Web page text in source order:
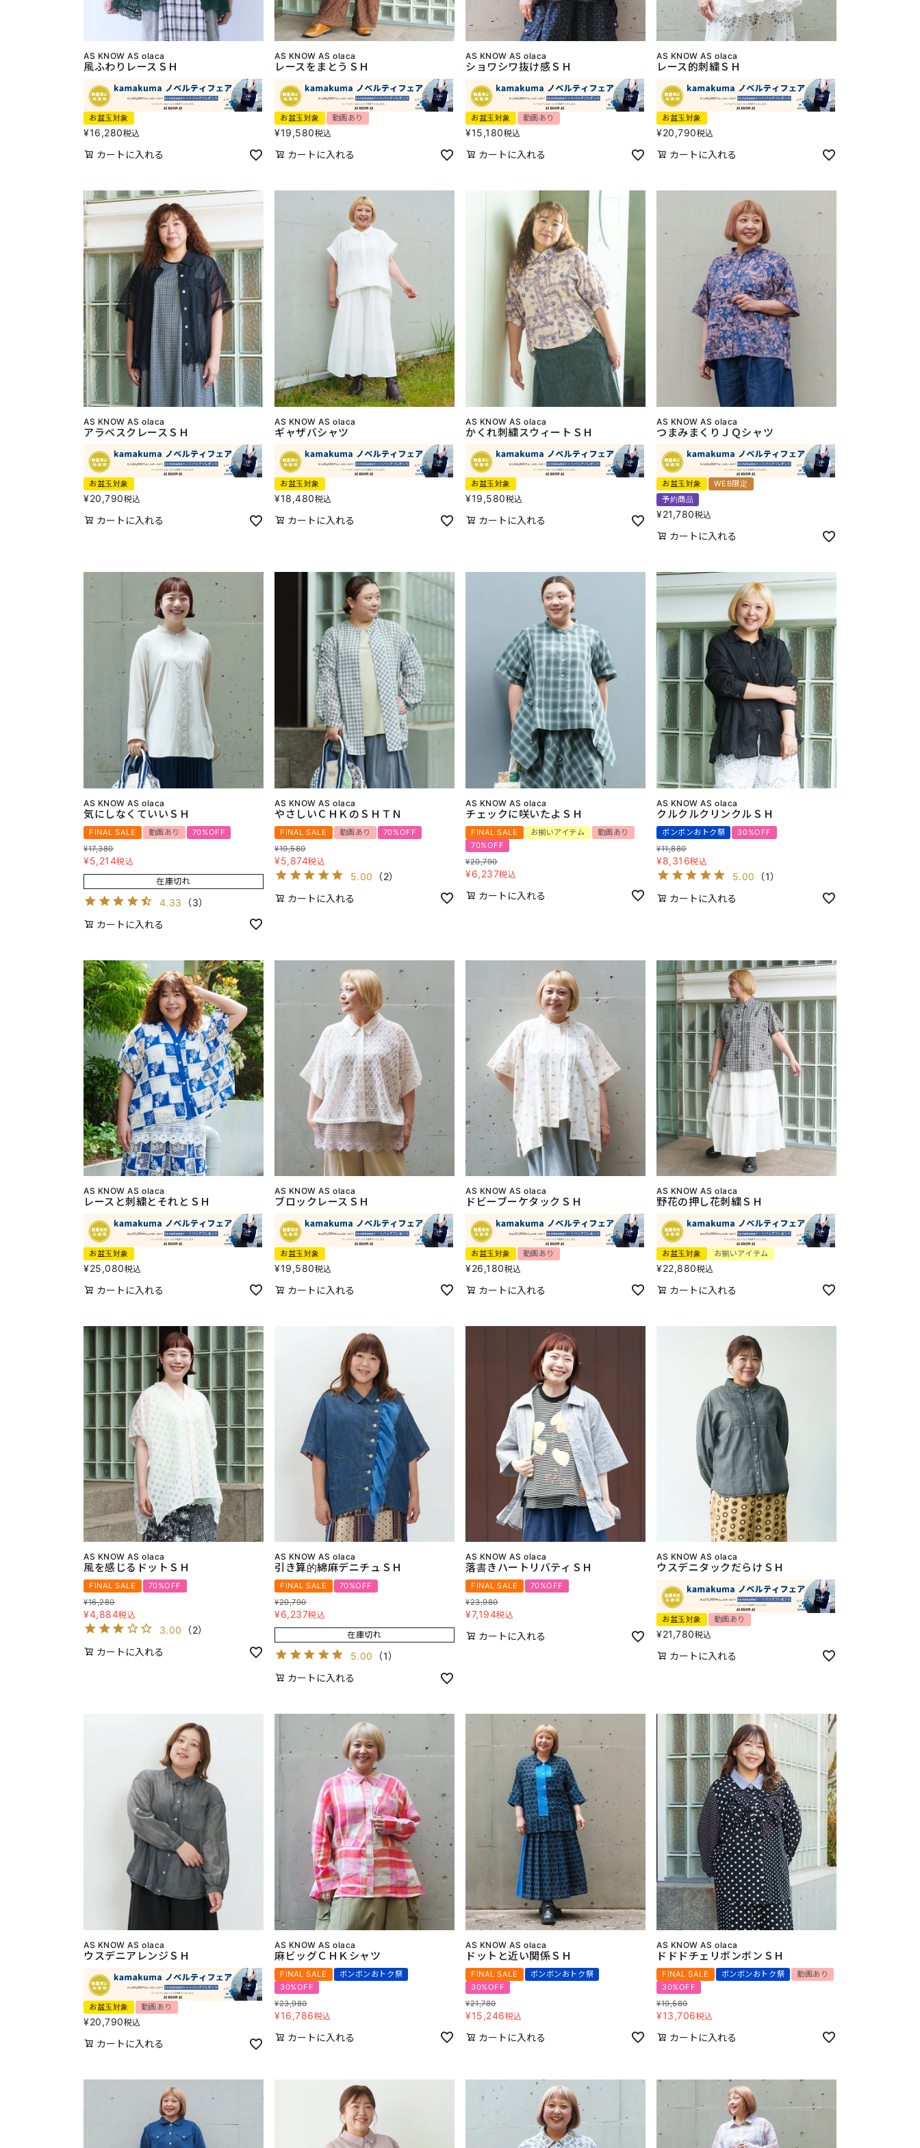
AS KNOW AS olaca
風ふわりレースＳＨ
お盆玉対象
¥16,280税込
カートに入れる
AS KNOW AS olaca
レースをまとうＳＨ
お盆玉対象 動画あり
¥19,580税込
カートに入れる
AS KNOW AS olaca
ショワシワ抜け感ＳＨ
お盆玉対象 動画あり
¥15,180税込
カートに入れる
AS KNOW AS olaca
レース的刺繍ＳＨ
お盆玉対象
¥20,790税込
カートに入れる
AS KNOW AS olaca
アラベスクレースＳＨ
お盆玉対象
¥20,790税込
カートに入れる
AS KNOW AS olaca
ギャザバシャツ
お盆玉対象
¥18,480税込
カートに入れる
AS KNOW AS olaca
かくれ刺繍スウィートＳＨ
お盆玉対象
¥19,580税込
カートに入れる
AS KNOW AS olaca
つまみまくりＪＱシャツ
お盆玉対象
WEB限定
予約商品
¥21,780税込
カートに入れる
AS KNOW AS olaca
気にしなくていいＳＨ
FINAL SALE 動画あり
70%OFF
¥17,380
¥5,214税込
在庫切れ
4.33 （3）
カートに入れる
AS KNOW AS olaca
やさしいＣＨＫのＳＨＴＮ
FINAL SALE 動画あり
70%OFF
¥19,580
¥5,874税込
5.00 （2）
カートに入れる
AS KNOW AS olaca
チェックに咲いたよＳＨ
FINAL SALE お揃いアイテム
動画あり
70%OFF
¥20,790
¥6,237税込
カートに入れる
AS KNOW AS olaca
クルクルクリンクルＳＨ
ボンボンおトク祭
30%OFF
¥11,880
¥8,316税込
5.00 （1）
カートに入れる
AS KNOW AS olaca
レースと刺繍とそれとＳＨ
お盆玉対象
¥25,080税込
カートに入れる
AS KNOW AS olaca
ブロックレースＳＨ
お盆玉対象
¥19,580税込
カートに入れる
AS KNOW AS olaca
ドビーブーケタックＳＨ
お盆玉対象 動画あり
¥26,180税込
カートに入れる
AS KNOW AS olaca
野花の押し花刺繍ＳＨ
お盆玉対象 お揃いアイテム
¥22,880税込
カートに入れる
AS KNOW AS olaca
風を感じるドットＳＨ
FINAL SALE
70%OFF
¥16,280
¥4,884税込
3.00 （2）
カートに入れる
AS KNOW AS olaca
引き算的綿麻デニチュＳＨ
FINAL SALE
70%OFF
¥20,790
¥6,237税込
在庫切れ
5.00 （1）
カートに入れる
AS KNOW AS olaca
落書きハートリバティＳＨ
FINAL SALE
70%OFF
¥23,980
¥7,194税込
カートに入れる
AS KNOW AS olaca
ウスデニタックだらけＳＨ
お盆玉対象 動画あり
¥21,780税込
カートに入れる
AS KNOW AS olaca
ウスデニアレンジＳＨ
お盆玉対象 動画あり
¥20,790税込
カートに入れる
AS KNOW AS olaca
麻ビッグＣＨＫシャツ
FINAL SALE
ボンボンおトク祭
30%OFF
¥23,980
¥16,786税込
カートに入れる
AS KNOW AS olaca
ドットと近い関係ＳＨ
FINAL SALE
ボンボンおトク祭
30%OFF
¥21,780
¥15,246税込
カートに入れる
AS KNOW AS olaca
ドドドチェリボンボンＳＨ
FINAL SALE ボンボンおトク祭
動画あり
30%OFF
¥19,580
¥13,706税込
カートに入れる